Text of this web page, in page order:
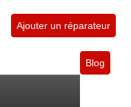
Ajouter un réparateur
Blog